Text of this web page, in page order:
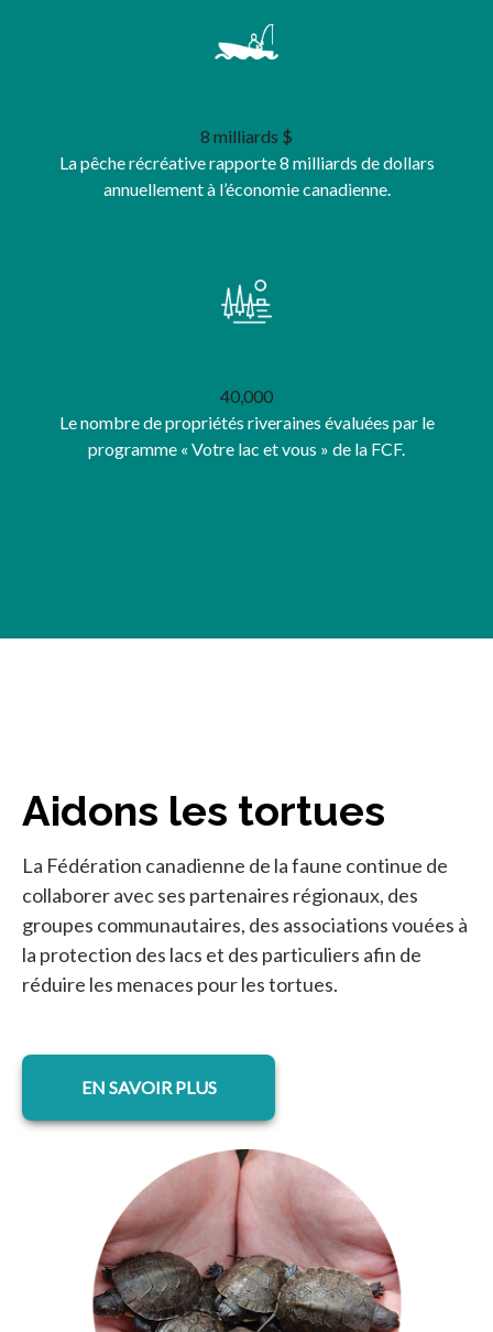
8 milliards $
La pêche récréative rapporte 8 milliards de dollars
annuellement à l’économie canadienne.
40,000
Le nombre de propriétés riveraines évaluées par le
programme « Votre lac et vous » de la FCF.
Aidons les tortues
La Fédération canadienne de la faune continue de
collaborer avec ses partenaires régionaux, des
groupes communautaires, des associations vouées à
la protection des lacs et des particuliers afin de
réduire les menaces pour les tortues.
EN SAVOIR PLUS